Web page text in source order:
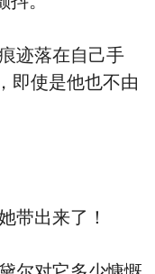
迹落在自己手
即使是他也不由
带出来了！